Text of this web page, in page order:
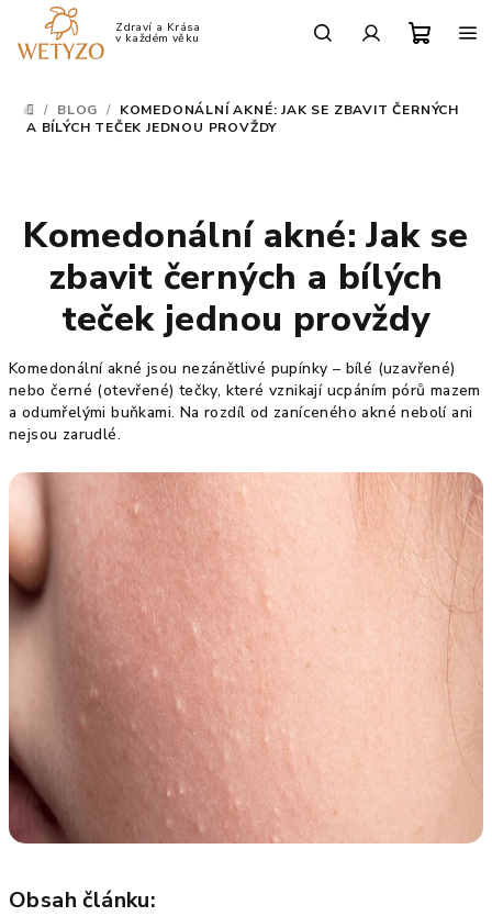
obsah
DOMŮ
/ BLOG / KOMEDONÁLNÍ AKNÉ: JAK SE ZBAVIT ČERNÝCH
A BÍLÝCH TEČEK JEDNOU PROVŽDY
Komedonální akné: Jak se
zbavit černých a bílých
teček jednou provždy
Komedonální akné jsou nezánětlivé pupínky – bílé (uzavřené)
nebo černé (otevřené) tečky, které vznikají ucpáním pórů mazem
a odumřelými buňkami. Na rozdíl od zaníceného akné nebolí ani
nejsou zarudlé.
Obsah článku: